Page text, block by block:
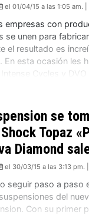
el 01/04/15 a las 1:05 am. |
empresas con
se unen para
el resultado es
En esta ocasión les
Cycles y DVO
maquina, que solo
se
Topaz
Diamond
el 30/03/15 a las 3:13 pm. |
seguir paso a paso
del
Con su primer